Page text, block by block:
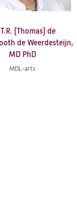
T.R. (Thomas) de
de Weerdesteijn,
MD PhD
MDL-arts